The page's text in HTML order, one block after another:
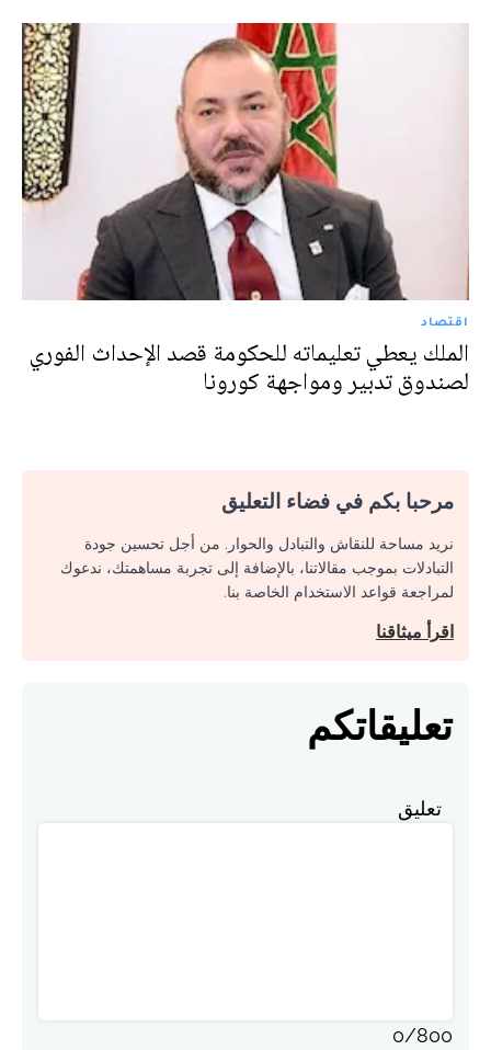
اقتصاد
الملك يعطي تعليماته للحكومة قصد الإحداث الفوري
لصندوق تدبير ومواجهة كورونا
مرحبا بكم في فضاء التعليق
نريد مساحة للنقاش والتبادل والحوار. من أجل تحسين جودة
التبادلات بموجب مقالاتنا، بالإضافة إلى تجربة مساهمتك، ندعوك
لمراجعة قواعد الاستخدام الخاصة بنا.
اقرأ ميثاقنا
تعليقاتكم
تعليق
0/800